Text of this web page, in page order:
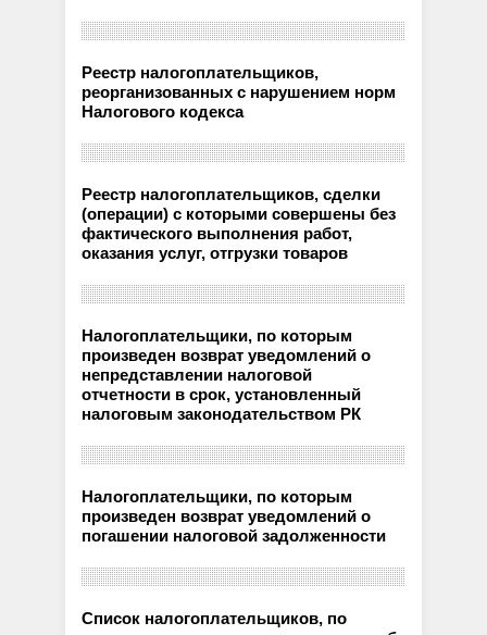
Реестр налогоплательщиков,
реорганизованных с нарушением норм
Налогового кодекса
Реестр налогоплательщиков, сделки
(операции) с которыми совершены без
фактического выполнения работ,
оказания услуг, отгрузки товаров
Налогоплательщики, по которым
произведен возврат уведомлений о
непредставлении налоговой
отчетности в срок, установленный
налоговым законодательством РК
Налогоплательщики, по которым
произведен возврат уведомлений о
погашении налоговой задолженности
Список налогоплательщиков, по